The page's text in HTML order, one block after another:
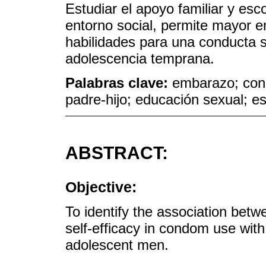
Estudiar el apoyo familiar y
entorno social, permite mayor
habilidades para una conducta
adolescencia temprana.
Palabras clave: embarazo;
padre-hijo; educación sexual;
ABSTRACT:
Objective:
To identify the association
self-efficacy in condom use
adolescent men.